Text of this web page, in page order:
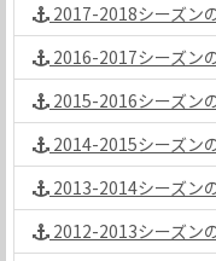
2017-2018シーズン
2016-2017シーズン
2015-2016シーズン
2014-2015シーズン
2013-2014シーズン
2012-2013シーズン